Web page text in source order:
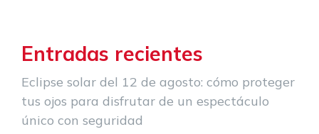
Entradas recientes
Eclipse solar del 12 de agosto: cómo proteger
tus ojos para disfrutar de un espectáculo
único con seguridad